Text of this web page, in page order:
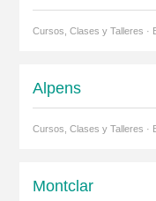
Cursos, Clases y Talleres ·
Alpens
Cursos, Clases y Talleres ·
Montclar